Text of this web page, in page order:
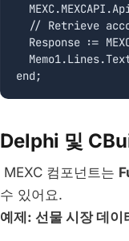
// Retrieve
Response :=
Delphi 및
MEXC 컴포넌트는
수 있어요.
예제: 선물 시장 데이